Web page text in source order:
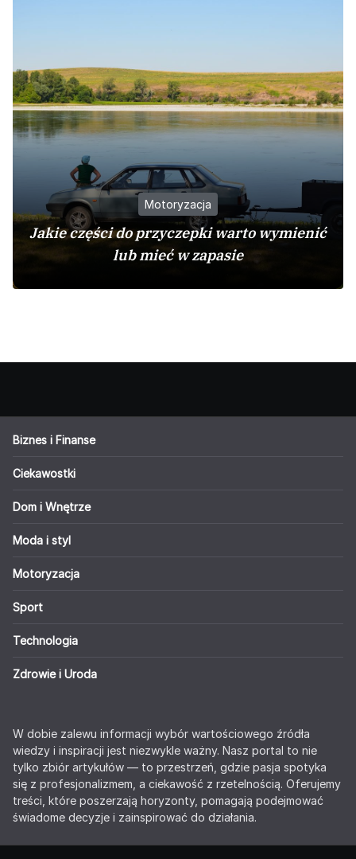
Motoryzacja
Jakie części do przyczepki warto wymienić
lub mieć w zapasie
Biznes i Finanse
Ciekawostki
Dom i Wnętrze
Moda i styl
Motoryzacja
Sport
Technologia
Zdrowie i Uroda
W dobie zalewu informacji wybór wartościowego źródła
wiedzy i inspiracji jest niezwykle ważny. Nasz portal to nie
tylko zbiór artykułów — to przestrzeń, gdzie pasja spotyka
się z profesjonalizmem, a ciekawość z rzetelnością. Oferujemy
treści, które poszerzają horyzonty, pomagają podejmować
świadome decyzje i zainspirować do działania.